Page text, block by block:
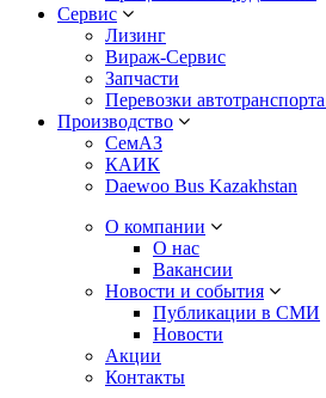
Сервис
Лизинг
Вираж-Сервис
Запчасти
Перевозки
Производство
СемАЗ
КАИК
Daewoo Bus Kazakhstan
О компании
О нас
Вакансии
Новости и события
Публикации в СМИ
Новости
Акции
Контакты